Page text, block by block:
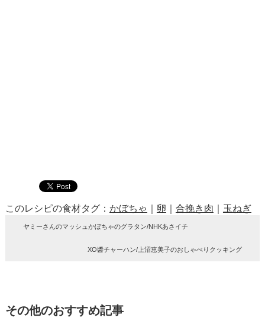
このレシピの食材タグ： かぼちゃ 卵 合挽き肉 玉ねぎ
ヤミーさんのマッシュかぼちゃのグラタン/NHKあさイチ
XO醬チャーハン/上沼恵美子のおしゃべりクッキング
その他のおすすめ記事